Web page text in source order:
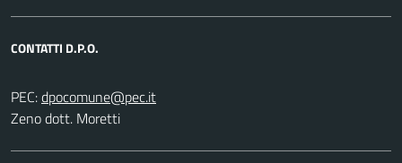
CONTATTI D.P.O.
PEC:
Zeno dott. Moretti